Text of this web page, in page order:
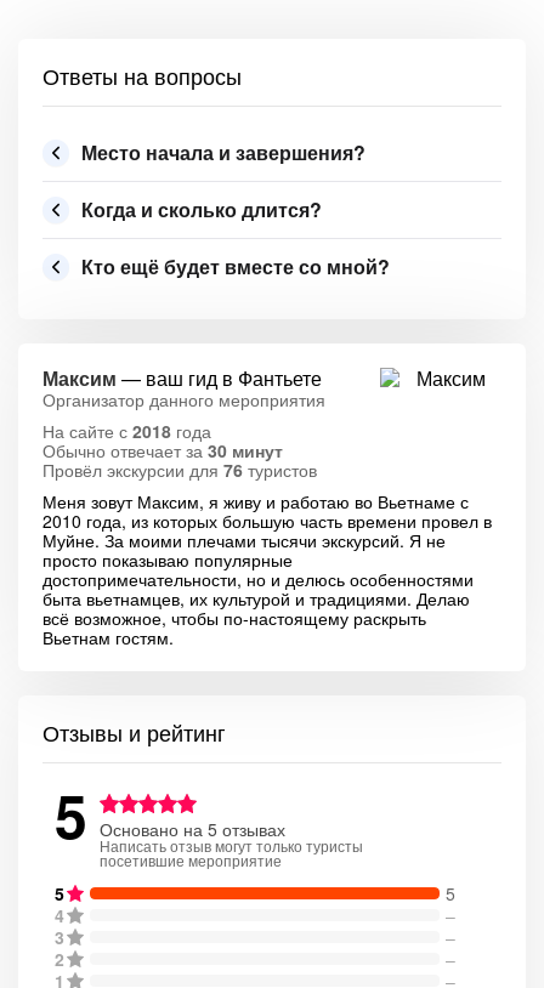
Ответы на вопросы
Место начала и завершения?
Когда и сколько длится?
Кто ещё будет вместе со мной?
Максим — ваш гид в Фантьете
Организатор данного мероприятия
На сайте с 2018 года
Обычно отвечает за 30 минут
Провёл экскурсии для 76 туристов
Меня зовут Максим, я живу и работаю во Вьетнаме с
2010 года, из которых большую часть времени провел в
Муйне. За моими плечами тысячи экскурсий. Я не
просто показываю популярные
достопримечательности, но и делюсь особенностями
быта вьетнамцев, их культурой и традициями. Делаю
всё возможное, чтобы по-настоящему раскрыть
Вьетнам гостям.
Отзывы и рейтинг
5 Основано на 5 отзывах
Написать отзыв могут только туристы
посетившие мероприятие
5
5
4
–
3
–
2
–
1
–